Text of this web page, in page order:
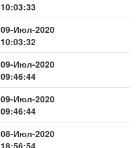
10:03:33
09-Июл-2020
10:03:32
09-Июл-2020
09:46:44
09-Июл-2020
09:46:44
08-Июл-2020
18:56:54